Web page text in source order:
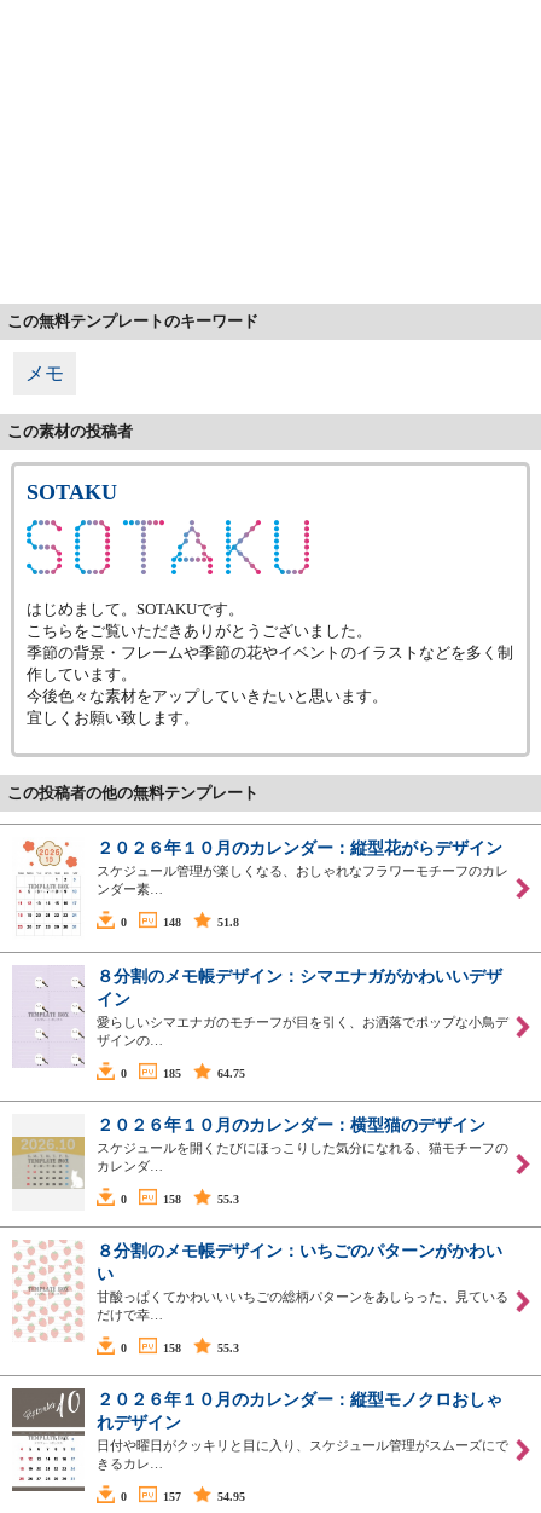
この無料テンプレートのキーワード
メモ
この素材の投稿者
SOTAKU
はじめまして。SOTAKUです。
こちらをご覧いただきありがとうございました。
季節の背景・フレームや季節の花やイベントのイラストなどを多く制
作しています。
今後色々な素材をアップしていきたいと思います。
宜しくお願い致します。
この投稿者の他の無料テンプレート
２０２６年１０月のカレンダー：縦型花がらデザイン
スケジュール管理が楽しくなる、おしゃれなフラワーモチーフのカレ
ンダー素…
0 148 51.8
８分割のメモ帳デザイン：シマエナガがかわいいデザ
イン
愛らしいシマエナガのモチーフが目を引く、お洒落でポップな小鳥デ
ザインの…
0 185 64.75
２０２６年１０月のカレンダー：横型猫のデザイン
スケジュールを開くたびにほっこりした気分になれる、猫モチーフの
カレンダ…
0 158 55.3
８分割のメモ帳デザイン：いちごのパターンがかわい
い
甘酸っぱくてかわいいいちごの総柄パターンをあしらった、見ている
だけで幸…
0 158 55.3
２０２６年１０月のカレンダー：縦型モノクロおしゃ
れデザイン
日付や曜日がクッキリと目に入り、スケジュール管理がスムーズにで
きるカレ…
0 157 54.95